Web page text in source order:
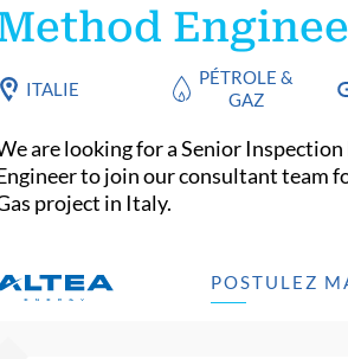
ITALIE
PÉTROLE &
GAZ
are looking for a Senior
to join our consultant team
project in Italy.
POSTULEZ